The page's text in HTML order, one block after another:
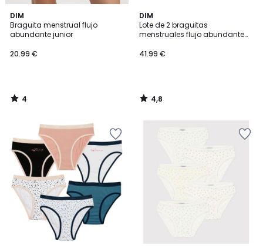
DIM
Braguita menstrual flujo
abundante junior
20.99 €
4
/
5
4
/
DIM
Lote de 2 braguitas
menstruales flujo abundante
41.99 €
4,8
/ 5
4,8
/